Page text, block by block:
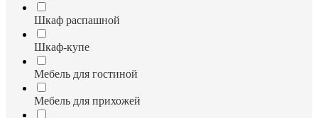
Шкаф распашной
Шкаф-купе
Мебель для гостиной
Мебель для прихожей